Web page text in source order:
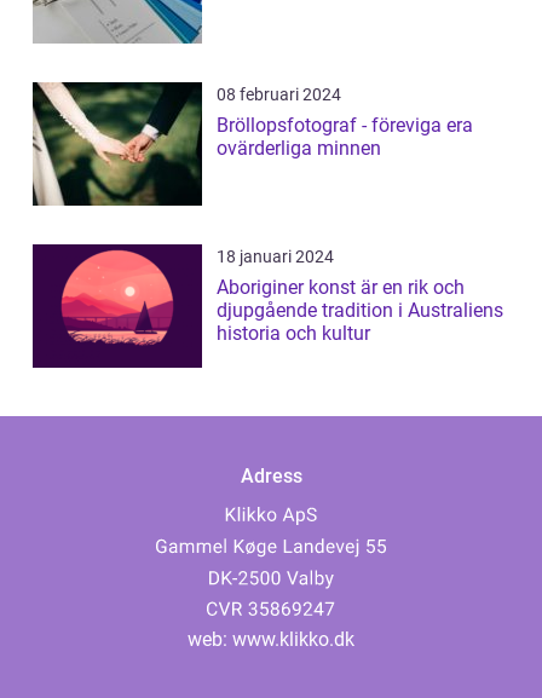
08 februari 2024
Bröllopsfotograf - föreviga era
ovärderliga minnen
18 januari 2024
Aboriginer konst är en rik och
djupgående tradition i Australiens
historia och kultur
Adress
web: www.klikko.dk